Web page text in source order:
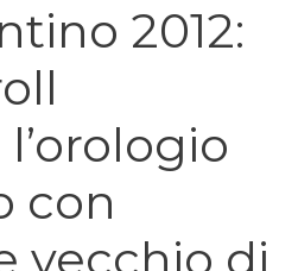
2012:
con
vecchio di